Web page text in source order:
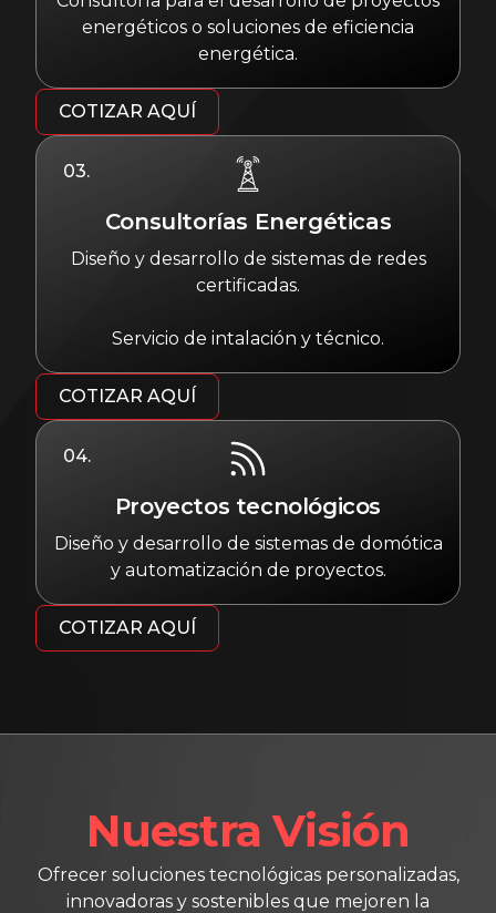
energéticos o soluciones de eficiencia
energética.
COTIZAR AQUÍ
Consultorías Energéticas
Diseño y desarrollo de sistemas de redes
certificadas.
Servicio de intalación y técnico.
COTIZAR AQUÍ
03.
Proyectos tecnológicos
Diseño y desarrollo de sistemas de domótica
y automatización de proyectos.
COTIZAR AQUÍ
04.
Nuestra Visión
Ofrecer soluciones tecnológicas personalizadas,
innovadoras y sostenibles que mejoren la